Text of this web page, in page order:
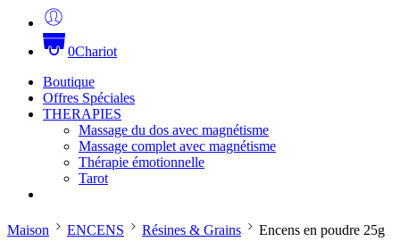
0Chariot
Boutique
Offres Spéciales
THERAPIES
Massage du dos avec magnétisme
Massage complet avec magnétisme
Thérapie émotionnelle
Tarot
Maison ENCENS Résines & Grains Encens en poudre 25g